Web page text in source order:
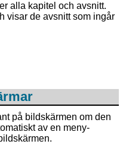
alla kapitel och avsnitt.
visar de avsnitt som ingår
på bildskärmen om den
av en meny-